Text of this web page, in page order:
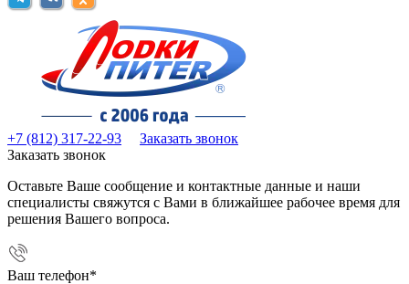
+7 (812) 317-22-93
Заказать звонок
Заказать звонок
Оставьте Ваше сообщение и контактные данные и наши
специалисты свяжутся с Вами в ближайшее рабочее время для
решения Вашего вопроса.
Ваш телефон*